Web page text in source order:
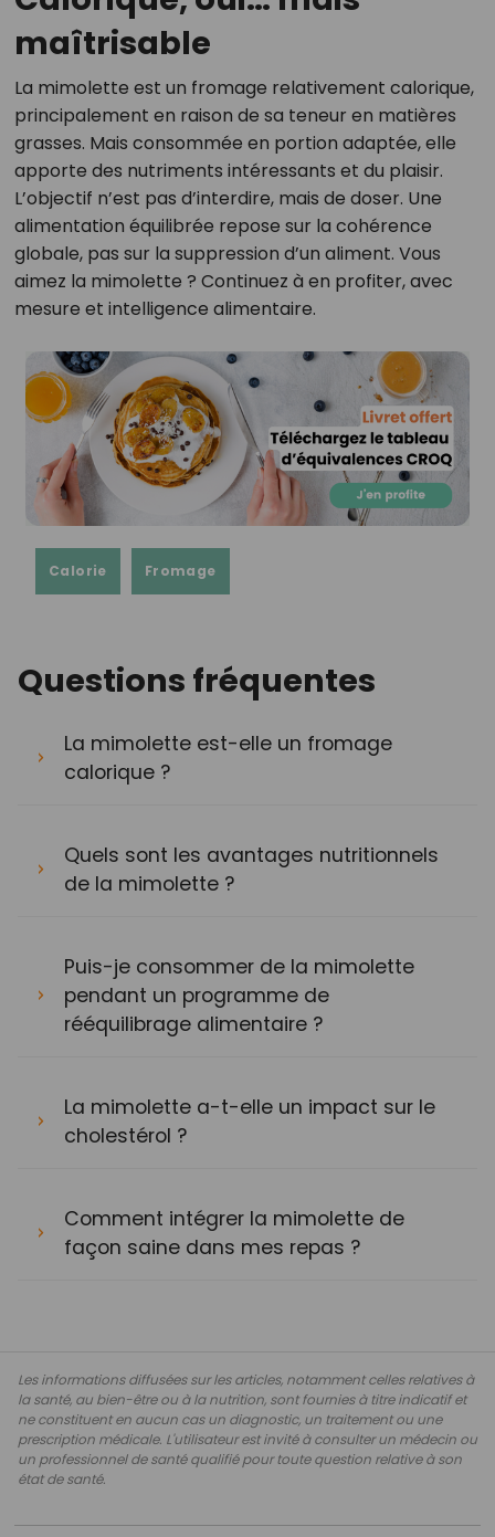
maîtrisable
La mimolette est un fromage relativement calorique,
principalement en raison de sa teneur en matières
grasses. Mais consommée en portion adaptée, elle
apporte des nutriments intéressants et du plaisir.
L’objectif n’est pas d’interdire, mais de doser. Une
alimentation équilibrée repose sur la cohérence
globale, pas sur la suppression d’un aliment. Vous
aimez la mimolette ? Continuez à en profiter, avec
mesure et intelligence alimentaire.
Calorie Fromage
Questions fréquentes
La mimolette est-elle un fromage
calorique ?
Quels sont les avantages nutritionnels
de la mimolette ?
Puis-je consommer de la mimolette
pendant un programme de
rééquilibrage alimentaire ?
La mimolette a-t-elle un impact sur le
cholestérol ?
Comment intégrer la mimolette de
façon saine dans mes repas ?
Les informations diffusées sur les articles, notamment celles relatives à
la santé, au bien-être ou à la nutrition, sont fournies à titre indicatif et
ne constituent en aucun cas un diagnostic, un traitement ou une
prescription médicale. L'utilisateur est invité à consulter un médecin ou
un professionnel de santé qualifié pour toute question relative à son
état de santé.